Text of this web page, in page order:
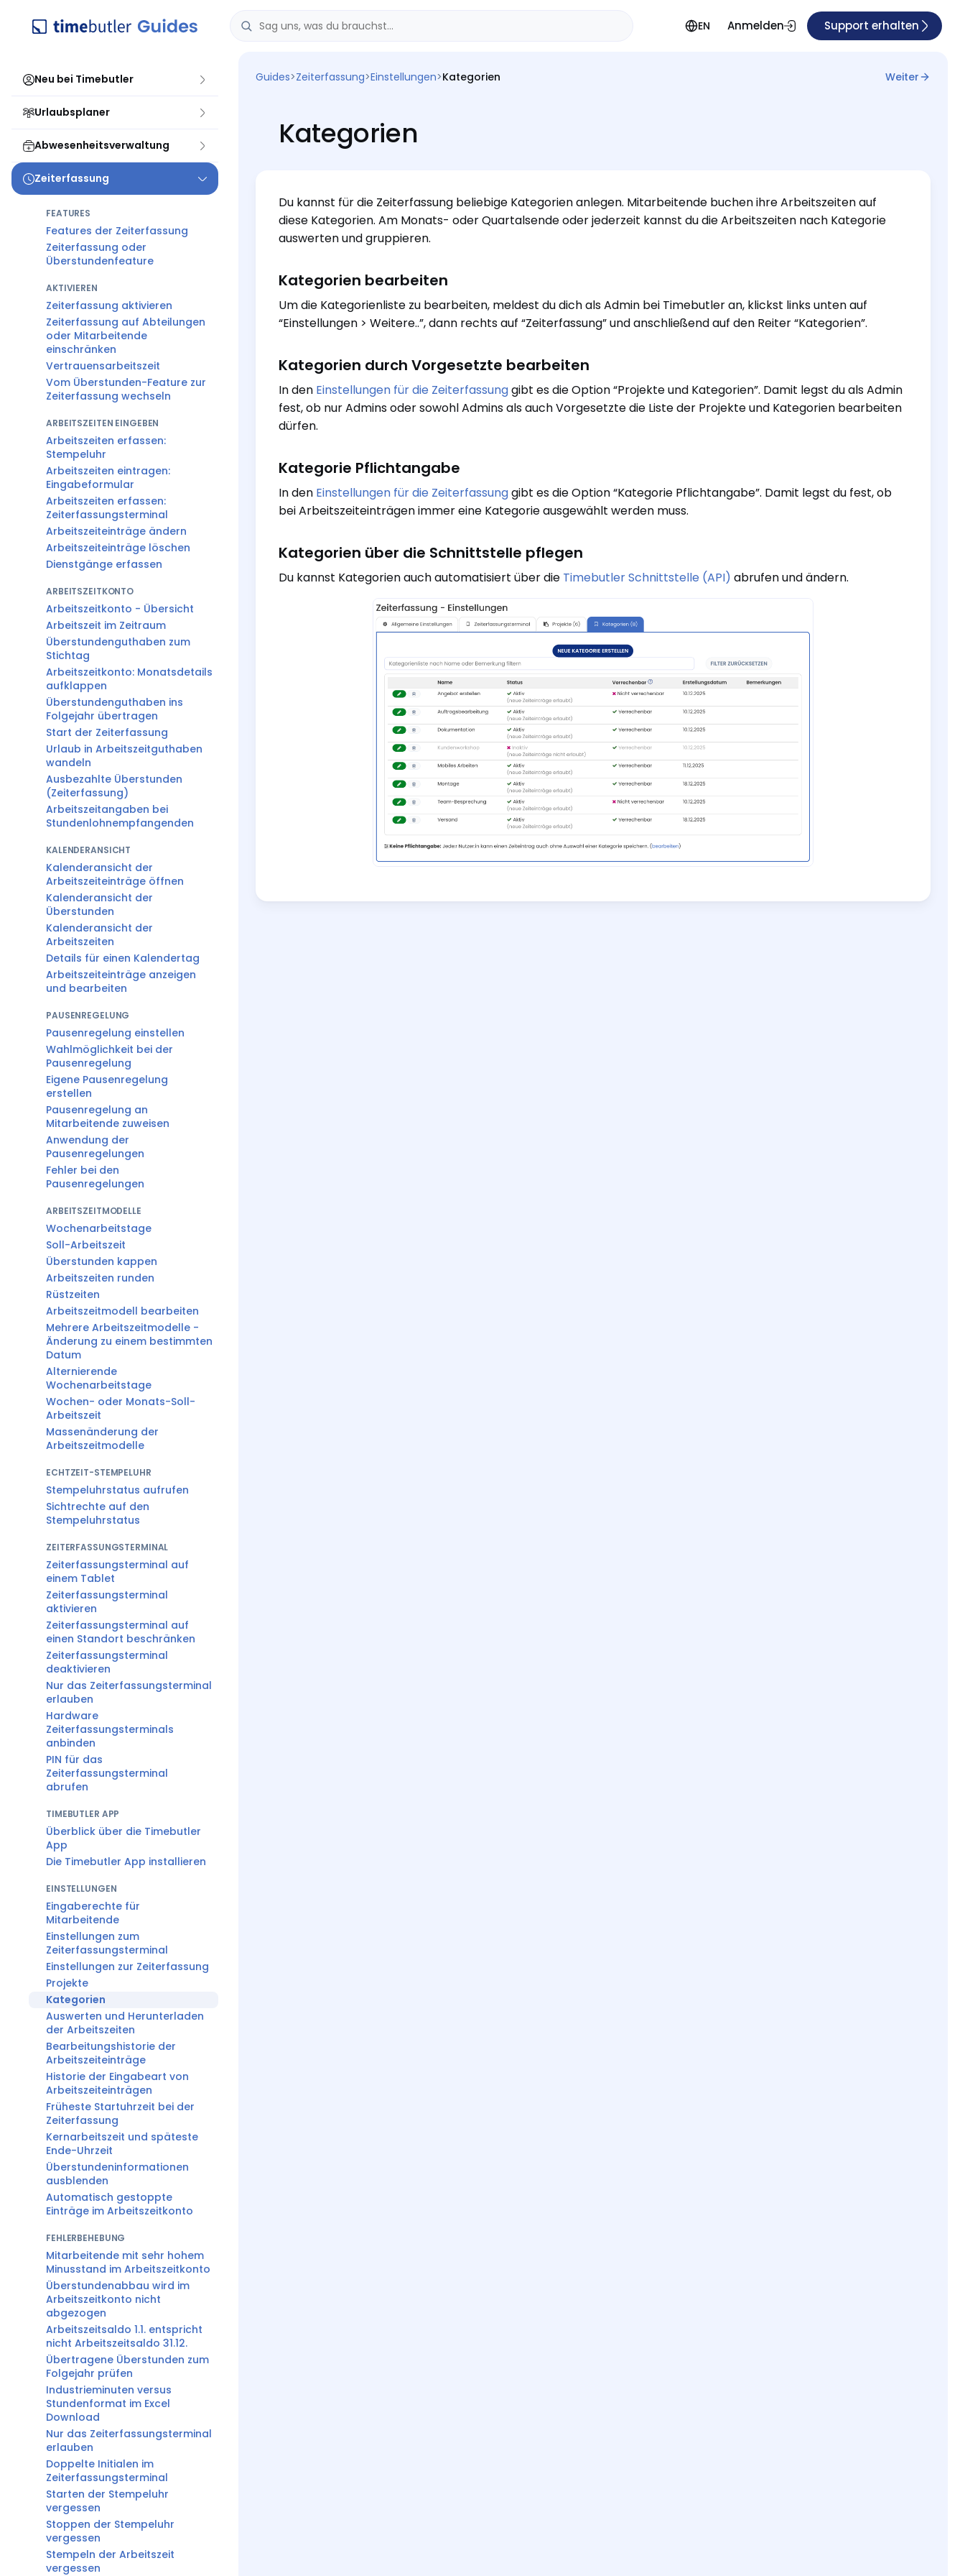
EN Anmelden Support erhalten
Neu bei Timebutler
Urlaubsplaner
Abwesenheitsverwaltung
Zeiterfassung
FEATURES
Features der Zeiterfassung
Zeiterfassung oder
Überstundenfeature
AKTIVIEREN
Zeiterfassung aktivieren
Zeiterfassung auf Abteilungen
oder Mitarbeitende
einschränken
Vertrauensarbeitszeit
Vom Überstunden-Feature zur
Zeiterfassung wechseln
ARBEITSZEITEN EINGEBEN
Arbeitszeiten erfassen:
Stempeluhr
Arbeitszeiten eintragen:
Eingabeformular
Arbeitszeiten erfassen:
Zeiterfassungsterminal
Arbeitszeiteinträge ändern
Arbeitszeiteinträge löschen
Dienstgänge erfassen
ARBEITSZEITKONTO
Arbeitszeitkonto - Übersicht
Arbeitszeit im Zeitraum
Überstundenguthaben zum
Stichtag
Arbeitszeitkonto: Monatsdetails
aufklappen
Überstundenguthaben ins
Folgejahr übertragen
Start der Zeiterfassung
Urlaub in Arbeitszeitguthaben
wandeln
Ausbezahlte Überstunden
(Zeiterfassung)
Arbeitszeitangaben bei
Stundenlohnempfangenden
KALENDERANSICHT
Kalenderansicht der
Arbeitszeiteinträge öffnen
Kalenderansicht der
Überstunden
Kalenderansicht der
Arbeitszeiten
Details für einen Kalendertag
Arbeitszeiteinträge anzeigen
und bearbeiten
PAUSENREGELUNG
Pausenregelung einstellen
Wahlmöglichkeit bei der
Pausenregelung
Eigene Pausenregelung
erstellen
Pausenregelung an
Mitarbeitende zuweisen
Anwendung der
Pausenregelungen
Fehler bei den
Pausenregelungen
ARBEITSZEITMODELLE
Wochenarbeitstage
Soll-Arbeitszeit
Überstunden kappen
Arbeitszeiten runden
Rüstzeiten
Arbeitszeitmodell bearbeiten
Mehrere Arbeitszeitmodelle -
Änderung zu einem bestimmten
Datum
Alternierende
Wochenarbeitstage
Wochen- oder Monats-Soll-
Arbeitszeit
Massenänderung der
Arbeitszeitmodelle
ECHTZEIT-STEMPELUHR
Stempeluhrstatus aufrufen
Sichtrechte auf den
Stempeluhrstatus
ZEITERFASSUNGSTERMINAL
Zeiterfassungsterminal auf
einem Tablet
Zeiterfassungsterminal
aktivieren
Zeiterfassungsterminal auf
einen Standort beschränken
Zeiterfassungsterminal
deaktivieren
Nur das Zeiterfassungsterminal
erlauben
Hardware
Zeiterfassungsterminals
anbinden
PIN für das
Zeiterfassungsterminal
abrufen
TIMEBUTLER APP
Überblick über die Timebutler
App
Die Timebutler App installieren
EINSTELLUNGEN
Eingaberechte für
Mitarbeitende
Einstellungen zum
Zeiterfassungsterminal
Einstellungen zur Zeiterfassung
Projekte
Kategorien
Auswerten und Herunterladen
der Arbeitszeiten
Bearbeitungshistorie der
Arbeitszeiteinträge
Historie der Eingabeart von
Arbeitszeiteinträgen
Früheste Startuhrzeit bei der
Zeiterfassung
Kernarbeitszeit und späteste
Ende-Uhrzeit
Überstundeninformationen
ausblenden
Automatisch gestoppte
Einträge im Arbeitszeitkonto
FEHLERBEHEBUNG
Mitarbeitende mit sehr hohem
Minusstand im Arbeitszeitkonto
Überstundenabbau wird im
Arbeitszeitkonto nicht
abgezogen
Arbeitszeitsaldo 1.1. entspricht
nicht Arbeitszeitsaldo 31.12.
Übertragene Überstunden zum
Folgejahr prüfen
Industrieminuten versus
Stundenformat im Excel
Download
Nur das Zeiterfassungsterminal
erlauben
Doppelte Initialen im
Zeiterfassungsterminal
Starten der Stempeluhr
vergessen
Stoppen der Stempeluhr
vergessen
Stempeln der Arbeitszeit
vergessen
Guides>Zeiterfassung>Einstellungen>Kategorien Weiter
Kategorien
Du kannst für die Zeiterfassung beliebige Kategorien anlegen. Mitarbeitende buchen ihre Arbeitszeiten auf
diese Kategorien. Am Monats- oder Quartalsende oder jederzeit kannst du die Arbeitszeiten nach Kategorie
auswerten und gruppieren.
Kategorien bearbeiten
Um die Kategorienliste zu bearbeiten, meldest du dich als Admin bei Timebutler an, klickst links unten auf
“Einstellungen > Weitere..”, dann rechts auf “Zeiterfassung” und anschließend auf den Reiter “Kategorien”.
Kategorien durch Vorgesetzte bearbeiten
In den Einstellungen für die Zeiterfassunggibt es die Option “Projekte und Kategorien”. Damit legst du als Admin
fest, ob nur Admins oder sowohl Admins als auch Vorgesetzte die Liste der Projekte und Kategorien bearbeiten
dürfen.
Kategorie Pflichtangabe
In den Einstellungen für die Zeiterfassunggibt es die Option “Kategorie Pflichtangabe”. Damit legst du fest, ob
bei Arbeitszeiteinträgen immer eine Kategorie ausgewählt werden muss.
Kategorien über die Schnittstelle pflegen
Du kannst Kategorien auch automatisiert über die Timebutler Schnittstelle (API) abrufen und ändern.